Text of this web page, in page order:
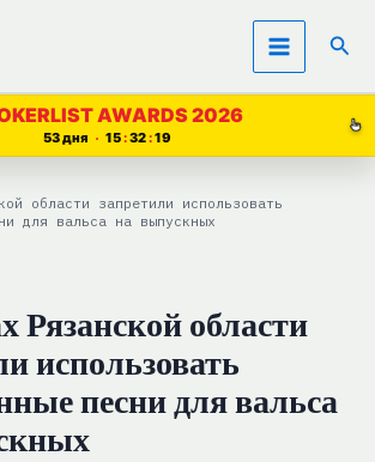
AWARDS 2026
53 дня 15 32 19
области запретили использовать
для вальса на выпускных
Рязанской области
использовать
песни для вальса